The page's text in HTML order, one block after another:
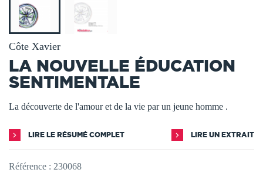
Côte Xavier
LA NOUVELLE ÉDUCATION
SENTIMENTALE
La découverte de l'amour et de la vie par un jeune homme .
LIRE LE RÉSUMÉ COMPLET LIRE UN EXTRAIT
Référence : 230068